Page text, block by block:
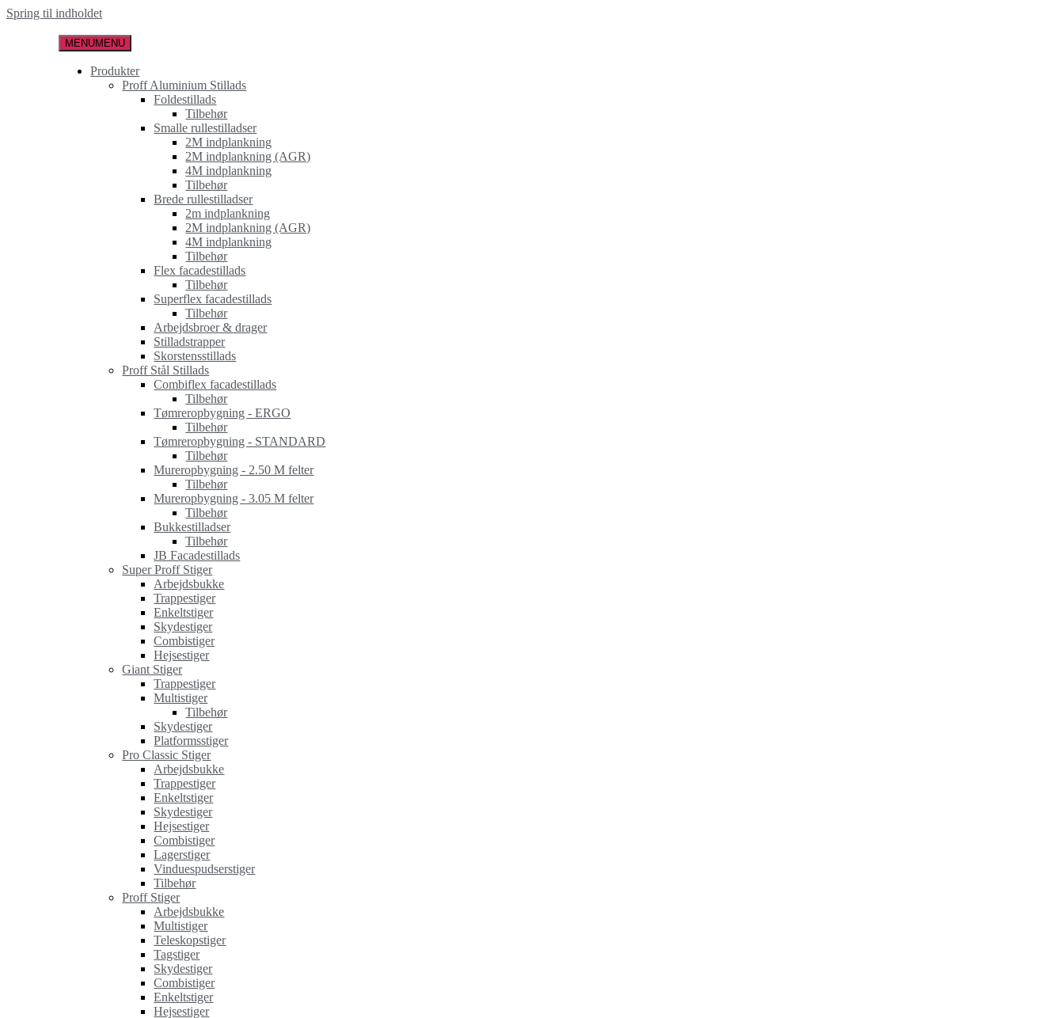
Spring til indholdet
MENUMENU
Produkter
Proff Aluminium Stillads
Foldestillads
Tilbehør
Smalle rullestilladser
2M indplankning
2M indplankning (AGR)
4M indplankning
Tilbehør
Brede rullestilladser
2m indplankning
2M indplankning (AGR)
4M indplankning
Tilbehør
Flex facadestillads
Tilbehør
Superflex facadestillads
Tilbehør
Arbejdsbroer & drager
Stilladstrapper
Skorstensstillads
Proff Stål Stillads
Combiflex facadestillads
Tilbehør
Tømreropbygning - ERGO
Tilbehør
Tømreropbygning - STANDARD
Tilbehør
Mureropbygning - 2.50 M felter
Tilbehør
Mureropbygning - 3.05 M felter
Tilbehør
Bukkestilladser
Tilbehør
JB Facadestillads
Super Proff Stiger
Arbejdsbukke
Trappestiger
Enkeltstiger
Skydestiger
Combistiger
Hejsestiger
Giant Stiger
Trappestiger
Multistiger
Tilbehør
Skydestiger
Platformsstiger
Pro Classic Stiger
Arbejdsbukke
Trappestiger
Enkeltstiger
Skydestiger
Hejsestiger
Combistiger
Lagerstiger
Vinduespudserstiger
Tilbehør
Proff Stiger
Arbejdsbukke
Multistiger
Teleskopstiger
Tagstiger
Skydestiger
Combistiger
Enkeltstiger
Hejsestiger